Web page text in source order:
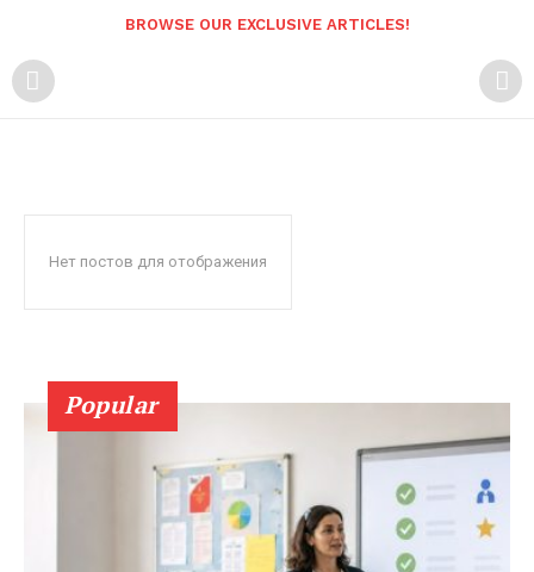
BROWSE OUR EXCLUSIVE ARTICLES!
Нет постов для отображения
Popular